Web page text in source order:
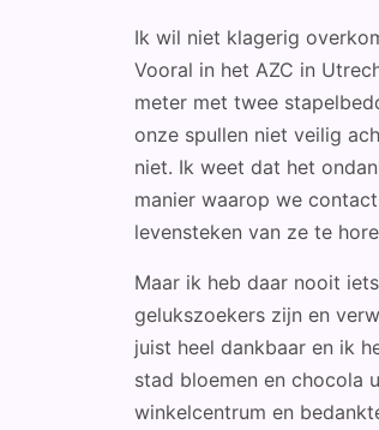
Ik wil niet klagerig
Vooral in het AZC in
meter met twee
onze spullen niet veilig
niet. Ik weet dat het
manier waarop we
levensteken van ze te
Maar ik heb daar nooit
gelukszoekers zijn en
juist heel dankbaar en ik
stad bloemen en chocola
winkelcentrum en